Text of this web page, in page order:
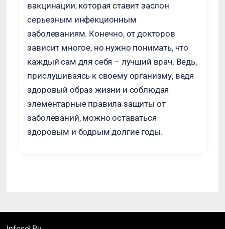
вакцинации, которая ставит заслон
серьезным инфекционным
заболеваниям. Конечно, от докторов
зависит многое, но нужно понимать, что
каждый сам для себя – лучший врач. Ведь,
прислушиваясь к своему организму, ведя
здоровый образ жизни и соблюдая
элементарные правила защиты от
заболеваний, можно оставаться
здоровым и бодрым долгие годы.